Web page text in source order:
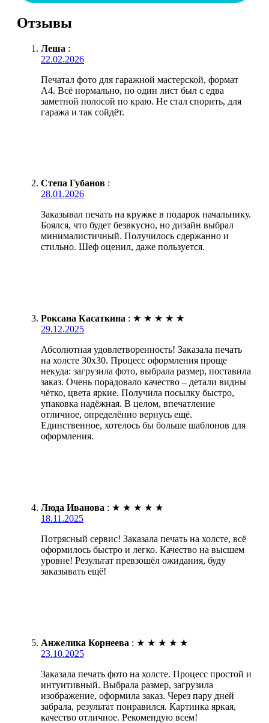
Отзывы
Леша :
22.02.2026
Печатал фото для гаражной мастерской, формат
А4. Всё нормально, но один лист был с едва
заметной полосой по краю. Не стал спорить, для
гаража и так сойдёт.
Степа Губанов :
28.01.2026
Заказывал печать на кружке в подарок начальнику.
Боялся, что будет безвкусно, но дизайн выбрал
минималистичный. Получилось сдержанно и
стильно. Шеф оценил, даже пользуется.
Роксана Касаткина : ★ ★ ★ ★ ★
29.12.2025
Абсолютная удовлетворенность! Заказала печать
на холсте 30х30. Процесс оформления проще
некуда: загрузила фото, выбрала размер, поставила
заказ. Очень порадовало качество – детали видны
чётко, цвета яркие. Получила посылку быстро,
упаковка надёжная. В целом, впечатление
отличное, определённо вернусь ещё.
Единственное, хотелось бы больше шаблонов для
оформления.
Люда Иванова : ★ ★ ★ ★ ★
18.11.2025
Потрясный сервис! Заказала печать на холсте, всё
оформилось быстро и легко. Качество на высшем
уровне! Результат превзошёл ожидания, буду
заказывать ещё!
Анжелика Корнеева : ★ ★ ★ ★ ★
23.10.2025
Заказала печать фото на холсте. Процесс простой и
интуитивный. Выбрала размер, загрузила
изображение, оформила заказ. Через пару дней
забрала, результат понравился. Картинка яркая,
качество отличное. Рекомендую всем!